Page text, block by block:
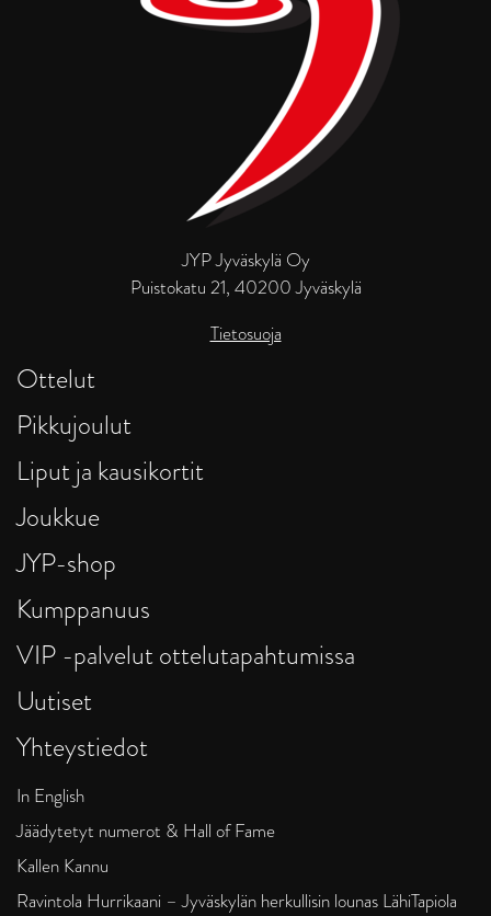
JYP Jyväskylä Oy
Puistokatu 21, 40200 Jyväskylä
Tietosuoja
Ottelut
Pikkujoulut
Liput ja kausikortit
Joukkue
JYP-shop
Kumppanuus
VIP -palvelut ottelutapahtumissa
Uutiset
Yhteystiedot
In English
Jäädytetyt numerot & Hall of Fame
Kallen Kannu
Ravintola Hurrikaani – Jyväskylän herkullisin lounas LähiTapiola